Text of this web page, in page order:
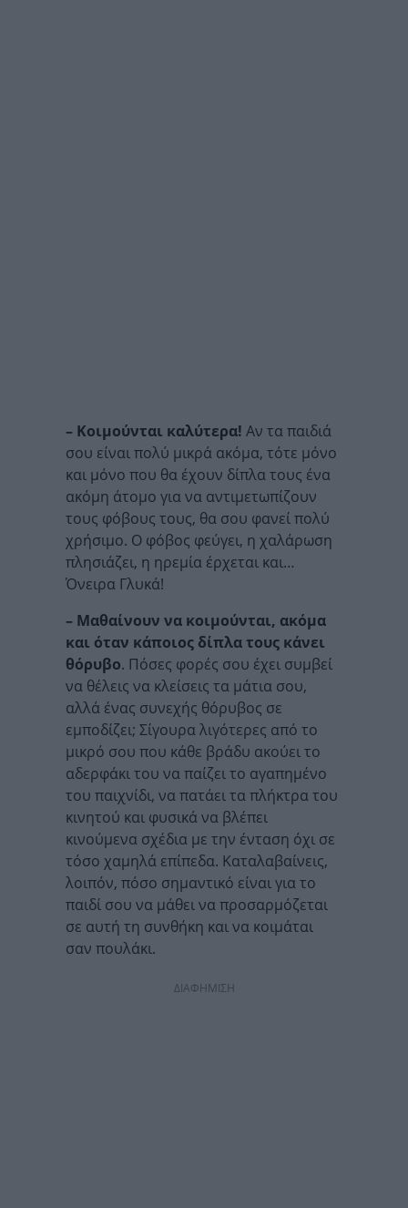
– Κοιμούνται καλύτερα! Αν τα παιδιά
σου είναι πολύ μικρά ακόμα, τότε μόνο
και μόνο που θα έχουν δίπλα τους ένα
ακόμη άτομο για να αντιμετωπίζουν
τους φόβους τους, θα σου φανεί πολύ
χρήσιμο. Ο φόβος φεύγει, η χαλάρωση
πλησιάζει, η ηρεμία έρχεται και…
Όνειρα Γλυκά!
– Μαθαίνουν να κοιμούνται, ακόμα
και όταν κάποιος δίπλα τους κάνει
θόρυβο. Πόσες φορές σου έχει συμβεί
να θέλεις να κλείσεις τα μάτια σου,
αλλά ένας συνεχής θόρυβος σε
εμποδίζει; Σίγουρα λιγότερες από το
μικρό σου που κάθε βράδυ ακούει το
αδερφάκι του να παίζει το αγαπημένο
του παιχνίδι, να πατάει τα πλήκτρα του
κινητού και φυσικά να βλέπει
κινούμενα σχέδια με την ένταση όχι σε
τόσο χαμηλά επίπεδα. Καταλαβαίνεις,
λοιπόν, πόσο σημαντικό είναι για το
παιδί σου να μάθει να προσαρμόζεται
σε αυτή τη συνθήκη και να κοιμάται
σαν πουλάκι.
ΔΙΑΦΗΜΙΣΗ